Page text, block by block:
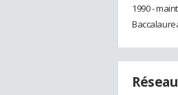
1990 -
Réseau